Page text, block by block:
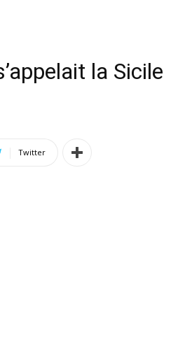
la Sicile
Twitter